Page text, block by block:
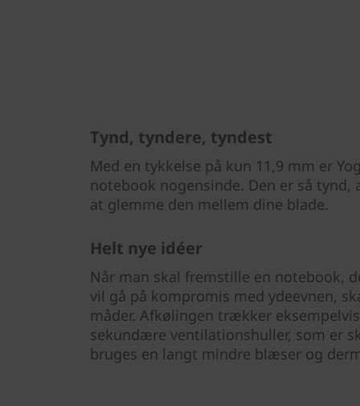
Tynd, tyndere, tyndest
Med en tykkelse på kun 11,9 mm er
notebook nogensinde. Den er så tynd,
at glemme den mellem dine blade.
Helt nye idéer
Når man skal fremstille en notebook,
vil gå på kompromis med ydeevnen,
måder. Afkølingen trækker
sekundære ventilationshuller, som er
bruges en langt mindre blæser og